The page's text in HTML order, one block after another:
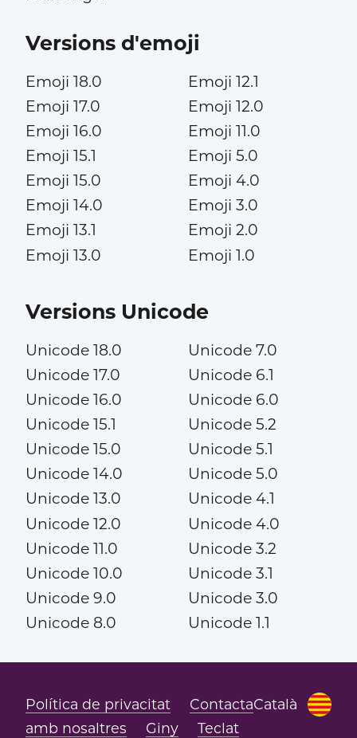
Versions d'emoji
Emoji 18.0
Emoji 17.0
Emoji 16.0
Emoji 15.1
Emoji 15.0
Emoji 14.0
Emoji 13.1
Emoji 13.0
Emoji 12.1
Emoji 12.0
Emoji 11.0
Emoji 5.0
Emoji 4.0
Emoji 3.0
Emoji 2.0
Emoji 1.0
Versions Unicode
Unicode 18.0
Unicode 17.0
Unicode 16.0
Unicode 15.1
Unicode 15.0
Unicode 14.0
Unicode 13.0
Unicode 12.0
Unicode 11.0
Unicode 10.0
Unicode 9.0
Unicode 8.0
Unicode 7.0
Unicode 6.1
Unicode 6.0
Unicode 5.2
Unicode 5.1
Unicode 5.0
Unicode 4.1
Unicode 4.0
Unicode 3.2
Unicode 3.1
Unicode 3.0
Unicode 1.1
Català
Política de privacitat
Contacta
amb nosaltres
Giny Teclat